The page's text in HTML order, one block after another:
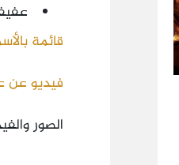
قائمة
فيديو عن
الصور